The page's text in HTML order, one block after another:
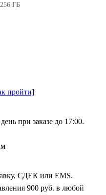
256 ГБ
пройти]
при заказе до 17:00.
СДЕК или EMS.
900 руб. в любой